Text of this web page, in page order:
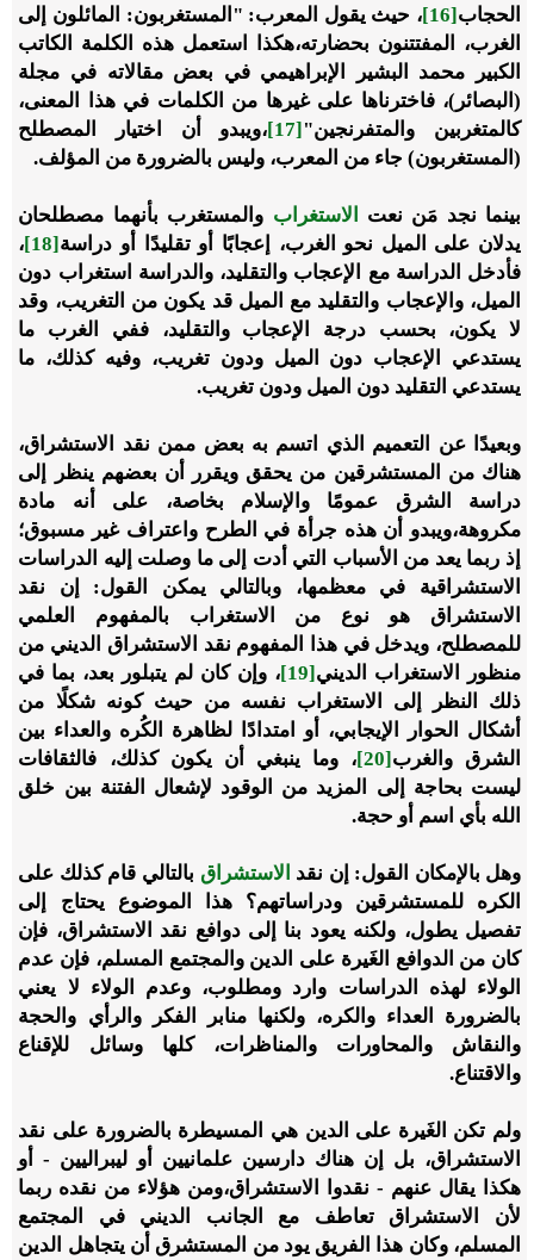
الحجاب[16]
، حيث يقول المعرب: "المستغربون: المائلون إلى
الغرب، المفتتنون بحضارته،هكذا استعمل هذه الكلمة الكاتب
الكبير محمد البشير الإبراهيمي في بعض مقالاته في مجلة
(البصائر)، فاخترناها على غيرها من الكلمات في هذا المعنى،
كالمتغربين والمتفرنجين"[17]
،ويبدو أن اختيار المصطلح
(المستغربون) جاء من المعرب، وليس بالضرورة من المؤلف.
بينما نجد مَن نعت الاستغراب والمستغرب بأنهما مصطلحان
يدلان على الميل نحو الغرب، إعجابًا أو تقليدًا أو دراسة[18]
،
فأدخل الدراسة مع الإعجاب والتقليد، والدراسة استغراب دون
الميل، والإعجاب والتقليد مع الميل قد يكون من التغريب، وقد
لا يكون، بحسب درجة الإعجاب والتقليد، ففي الغرب ما
يستدعي الإعجاب دون الميل ودون تغريب، وفيه كذلك، ما
يستدعي التقليد دون الميل ودون تغريب.
وبعيدًا عن التعميم الذي اتسم به بعض ممن نقد الاستشراق،
هناك من المستشرقين من يحقق ويقرر أن بعضهم ينظر إلى
دراسة الشرق عمومًا والإسلام بخاصة، على أنه مادة
مكروهة،ويبدو أن هذه جرأة في الطرح واعتراف غير مسبوق؛
إذ ربما يعد من الأسباب التي أدت إلى ما وصلت إليه الدراسات
الاستشراقية في معظمها، وبالتالي يمكن القول: إن نقد
الاستشراق هو نوع من الاستغراب بالمفهوم العلمي
للمصطلح، ويدخل في هذا المفهوم نقد الاستشراق الديني من
منظور الاستغراب الديني[19]
، وإن كان لم يتبلور بعد، بما في
ذلك النظر إلى الاستغراب نفسه من حيث كونه شكلًا من
أشكال الحوار الإيجابي، أو امتدادًا لظاهرة الكُره والعداء بين
الشرق والغرب[20]
، وما ينبغي أن يكون كذلك، فالثقافات
ليست بحاجة إلى المزيد من الوقود لإشعال الفتنة بين خلق
الله بأي اسم أو حجة.
وهل بالإمكان القول: إن نقد الاستشراق بالتالي قام كذلك على
الكره للمستشرقين ودراساتهم؟ هذا الموضوع يحتاج إلى
تفصيل يطول، ولكنه يعود بنا إلى دوافع نقد الاستشراق، فإن
كان من الدوافع الغَيرة على الدين والمجتمع المسلم، فإن عدم
الولاء لهذه الدراسات وارد ومطلوب، وعدم الولاء لا يعني
بالضرورة العداء والكره، ولكنها منابر الفكر والرأي والحجة
والنقاش والمحاورات والمناظرات، كلها وسائل للإقناع
والاقتناع.
ولم تكن الغَيرة على الدين هي المسيطرة بالضرورة على نقد
الاستشراق، بل إن هناك دارسين علمانيين أو ليبراليين - أو
هكذا يقال عنهم - نقدوا الاستشراق،ومن هؤلاء من نقده ربما
لأن الاستشراق تعاطف مع الجانب الديني في المجتمع
المسلم، وكان هذا الفريق يود من المستشرق أن يتجاهل الدين